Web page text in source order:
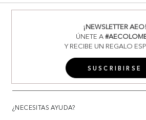
¡NEWSLETTER AEO!
ÚNETE A
Y RECIBE UN REGALO
SUSCRIBIRSE
¿NECESITAS AYUDA?